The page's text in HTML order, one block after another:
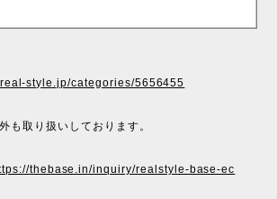
style.jp/categories/5656455
も取り扱いしております。
thebase.in/inquiry/realstyle-base-ec